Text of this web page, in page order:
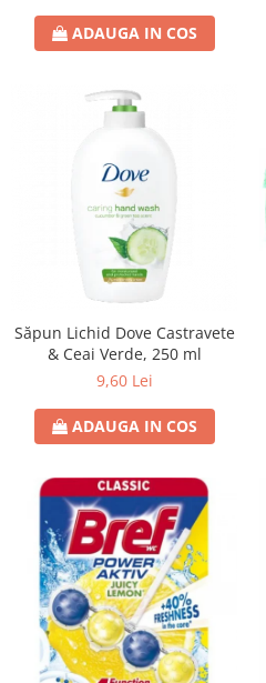
ADAUGA IN COS
Săpun Lichid Dove Castravete
& Ceai Verde, 250 ml
9,60 Lei
ADAUGA IN COS